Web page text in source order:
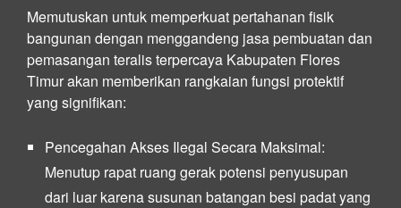
Memutuskan untuk memperkuat pertahanan fisik
bangunan dengan menggandeng jasa pembuatan dan
pemasangan teralis terpercaya Kabupaten Flores
Timur akan memberikan rangkaian fungsi protektif
yang signifikan:
Pencegahan Akses Ilegal Secara Maksimal:
Menutup rapat ruang gerak potensi penyusupan
dari luar karena susunan batangan besi padat yang